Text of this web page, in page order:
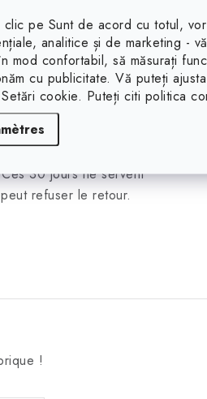
clic pe Sunt de acord cu totul,
analitice și de marketing -
mod confortabil, să măsurați
cu publicitate. Vă puteți
cookie. Puteți citi politica
2009/22/CE et
la valeur exacte de la
d'effectuer la
ne vous
indiquées, vous
un délai de 30 jours aux
retractation-de-
30 jours ne servent
refuser le retour.
!